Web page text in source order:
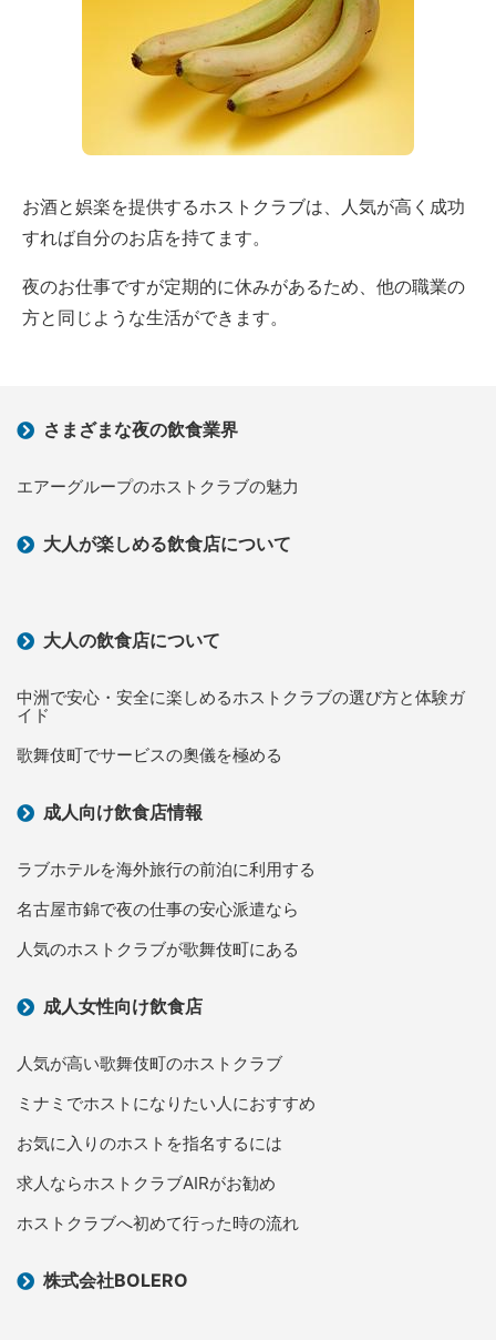
お酒と娯楽を提供するホストクラブは、人気が高く成功
すれば自分のお店を持てます。
夜のお仕事ですが定期的に休みがあるため、他の職業の
方と同じような生活ができます。
さまざまな夜の飲食業界
エアーグループのホストクラブの魅力
大人が楽しめる飲食店について
大人の飲食店について
中洲で安心・安全に楽しめるホストクラブの選び方と体験ガ
イド
歌舞伎町でサービスの奧儀を極める
成人向け飲食店情報
ラブホテルを海外旅行の前泊に利用する
名古屋市錦で夜の仕事の安心派遣なら
人気のホストクラブが歌舞伎町にある
成人女性向け飲食店
人気が高い歌舞伎町のホストクラブ
ミナミでホストになりたい人におすすめ
お気に入りのホストを指名するには
求人ならホストクラブAIRがお勧め
ホストクラブへ初めて行った時の流れ
株式会社BOLERO